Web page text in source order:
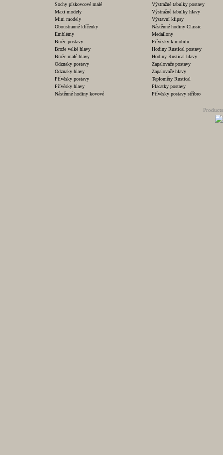
Sochy pískovcové malé
Maxi modely
Mini modely
Oboustranné klíčenky
Emblémy
Brože postavy
Brože velké hlavy
Brože malé hlavy
Odznaky postavy
Odznaky hlavy
Přívěsky postavy
Přívěsky hlavy
Nástěnné hodiny kovové
Výstražné tabulky postavy
Výstražné tabulky hlavy
Výstavní klipsy
Nástěnné hodiny Classic
Medailony
Přívěsky k mobilu
Hodiny Rustical postavy
Hodiny Rustical hlavy
Zapalovače postavy
Zapalovače hlavy
Teploměry Rustical
Placatky postavy
Přívěsky postavy stříbro
Products